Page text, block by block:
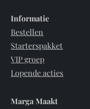
Informatie
Bestellen
Starterspakket
VIP groep
Lopende acties
Marga Maakt